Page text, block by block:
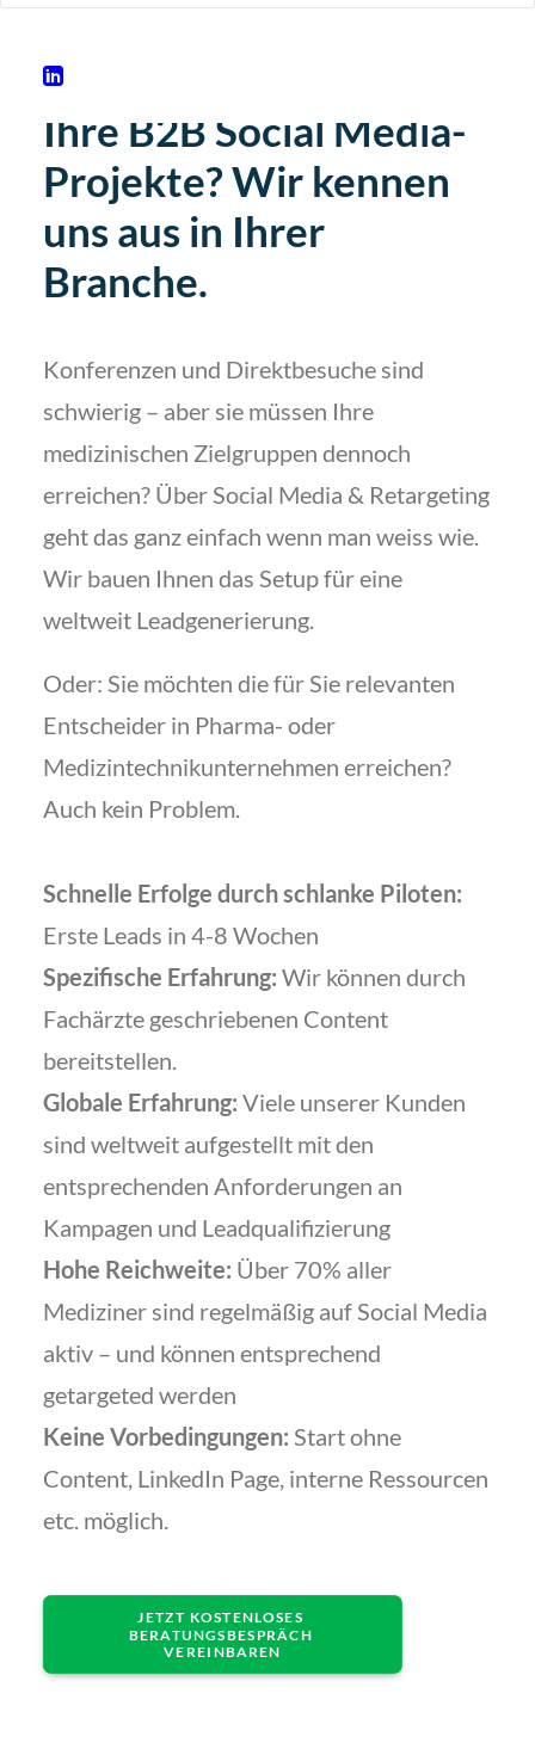
maximalen Erfolg für
Ihre B2B Social Media-
Projekte? Wir kennen
uns aus in Ihrer
Branche.
Konferenzen und Direktbesuche sind
schwierig – aber sie müssen Ihre
medizinischen Zielgruppen dennoch
erreichen? Über Social Media & Retargeting
geht das ganz einfach wenn man weiss wie.
Wir bauen Ihnen das Setup für eine
weltweit Leadgenerierung.
Oder: Sie möchten die für Sie relevanten
Entscheider in Pharma- oder
Medizintechnikunternehmen erreichen?
Auch kein Problem.
Schnelle Erfolge durch schlanke Piloten:
Erste Leads in 4-8 Wochen
Spezifische Erfahrung: Wir können durch
Fachärzte geschriebenen Content
bereitstellen.
Globale Erfahrung: Viele unserer Kunden
sind weltweit aufgestellt mit den
entsprechenden Anforderungen an
Kampagen und Leadqualifizierung
Hohe Reichweite: Über 70% aller
Mediziner sind regelmäßig auf Social Media
aktiv – und können entsprechend
getargeted werden
Keine Vorbedingungen: Start ohne
Content, LinkedIn Page, interne Ressourcen
etc. möglich.
JETZT KOSTENLOSES
BERATUNGSBESPRÄCH
VEREINBAREN